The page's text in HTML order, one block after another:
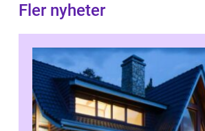
Fler nyheter